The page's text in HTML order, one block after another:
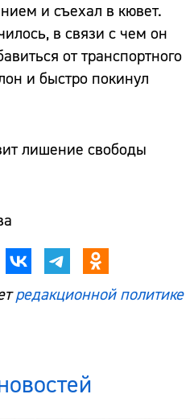
и съехал в кювет.
в связи с чем он
от транспортного
и быстро покинул
лишение свободы
редакционной политике